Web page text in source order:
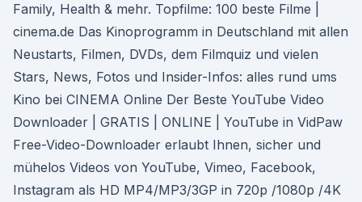
Family, Health & mehr. Topfilme: 100 beste Filme |
cinema.de Das Kinoprogramm in Deutschland mit allen
Neustarts, Filmen, DVDs, dem Filmquiz und vielen
Stars, News, Fotos und Insider-Infos: alles rund ums
Kino bei CINEMA Online Der Beste YouTube Video
Downloader | GRATIS | ONLINE | YouTube in VidPaw
Free-Video-Downloader erlaubt Ihnen, sicher und
mühelos Videos von YouTube, Vimeo, Facebook,
Instagram als HD MP4/MP3/3GP in 720p /1080p /4K